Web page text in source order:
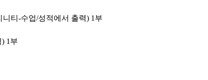
티-수업/성적에서 출력) 1부
1부